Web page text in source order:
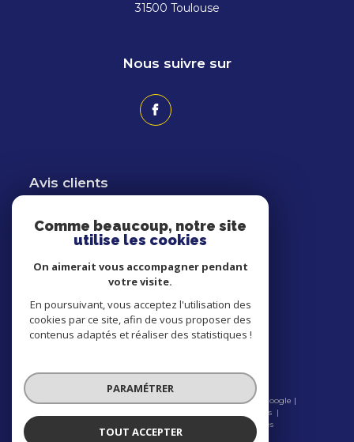
31500
toulouse
Nous suivre sur
Avis clients
Adhérents
© 2026 | Tous droits réservés | Traduction powered by Google |
Mentions légales
Cookies
Comme beaucoup, notre site
utilise les cookies
On aimerait vous accompagner pendant
votre visite.
En poursuivant, vous acceptez l'utilisation des
cookies par ce site, afin de vous proposer des
contenus adaptés et réaliser des statistiques !
PARAMÉTRER
TOUT ACCEPTER